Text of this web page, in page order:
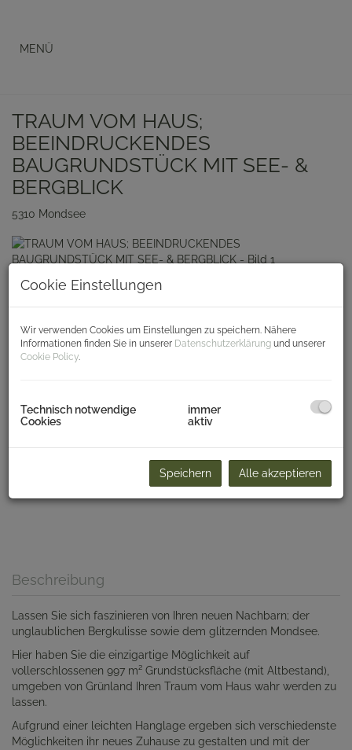
Navigation anzeigen
TRAUM VOM HAUS;
BEEINDRUCKENDES
BAUGRUNDSTÜCK MIT SEE- &
BERGBLICK
5310 Mondsee
Beschreibung
Lassen Sie sich faszinieren von Ihren neuen Nachbarn; der
unglaublichen Bergkulisse sowie dem glitzernden Mondsee.
Hier haben Sie die einzigartige Möglichkeit auf
vollerschlossenen 997 m² Grundstücksfläche (mit Altbestand),
umgeben von Grünland Ihren Traum vom Haus wahr werden zu
lassen.
Aufgrund einer leichten Hanglage ergeben sich verschiedenste
Möglichkeiten ihr neues Zuhause zu gestalten und mit der
Cookie Einstellungen
Wir verwenden Cookies um Einstellungen zu speichern. Nähere
Informationen finden Sie in unserer Datenschutzerklärung und unserer
Cookie Policy
Technisch notwendige
Cookies
immer
aktiv
Speichern Alle akzeptieren